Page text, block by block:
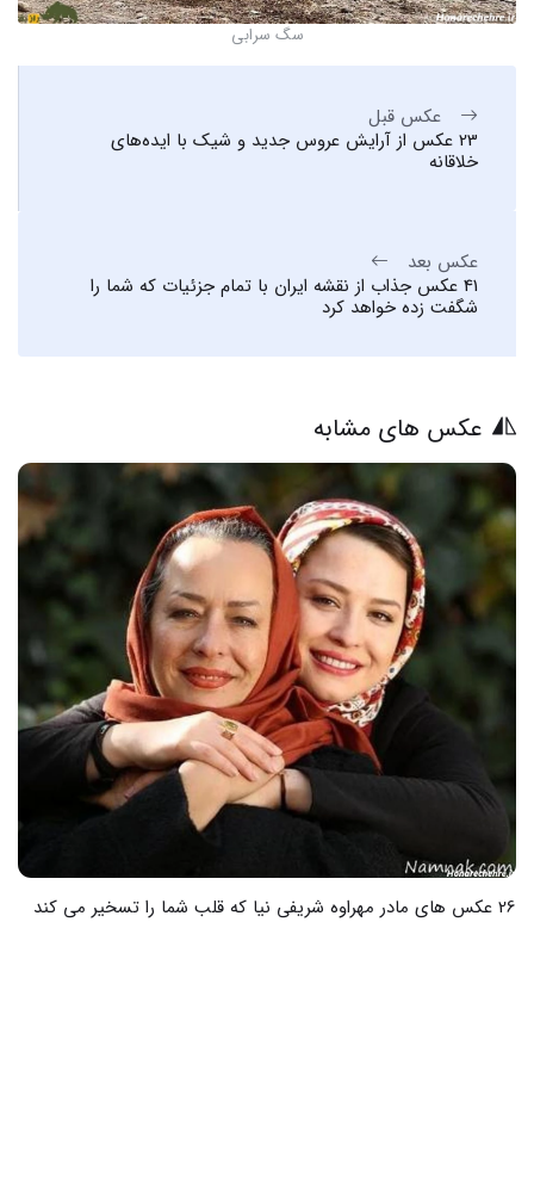
سگ سرابی
عکس قبل
23 عکس از آرایش عروس جدید و شیک با ایده‌های
خلاقانه
عکس بعد
41 عکس جذاب از نقشه ایران با تمام جزئیات که شما را
شگفت زده خواهد کرد
عکس های مشابه